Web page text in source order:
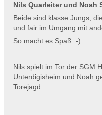
Nils Quarleiter und Noah
Beide sind klasse Jungs,
und fair im Umgang mit
So macht es Spaß :-)
Nils spielt im Tor der SGM
Unterdigisheim und Noah
Torejagd.